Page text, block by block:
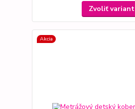
Zvoliť variant
Akcia